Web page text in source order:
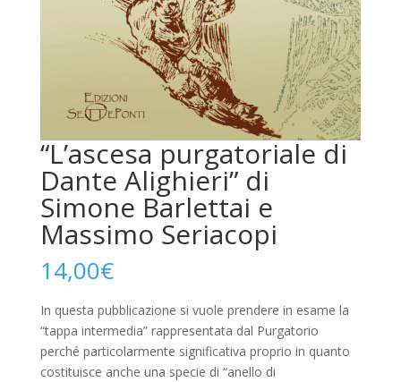
“L’ascesa purgatoriale di
Dante Alighieri” di
Simone Barlettai e
Massimo Seriacopi
14,00€
In questa pubblicazione si vuole prendere in esame la
“tappa intermedia” rappresentata dal Purgatorio
perché particolarmente significativa proprio in quanto
costituisce anche una specie di “anello di